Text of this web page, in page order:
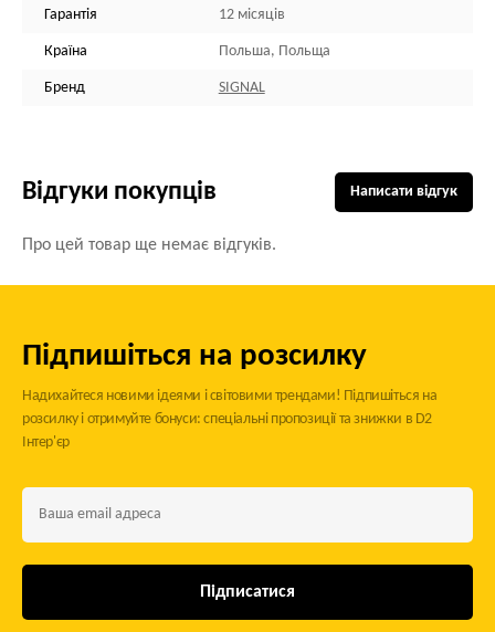
Гарантія 12 місяців
Країна Польша, Польща
Бренд SIGNAL
Відгуки покупців
Про цей товар ще немає відгуків.
Написати відгук
Підпишіться на розсилку
Надихайтеся новими ідеями і світовими трендами! Підпишіться на
розсилку і отримуйте бонуси: спеціальні пропозиції та знижки в D2
Інтер'єр
Підписатися